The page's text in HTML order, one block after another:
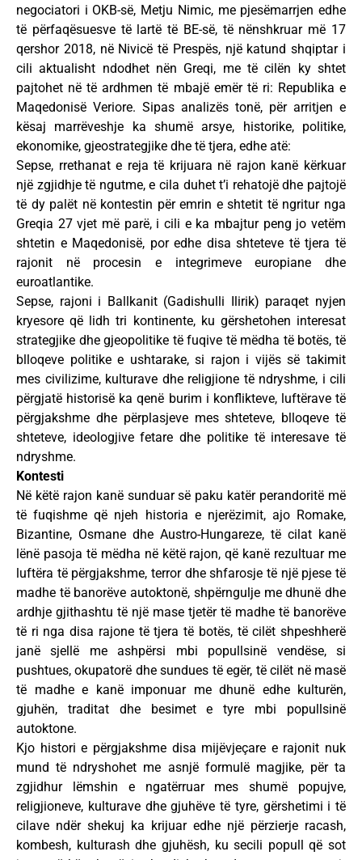
negociatori i OKB-së, Metju Nimic, me pjesëmarrjen edhe
të përfaqësuesve të lartë të BE-së, të nënshkruar më 17
qershor 2018, në Nivicë të Prespës, një katund shqiptar i
cili aktualisht ndodhet nën Greqi, me të cilën ky shtet
pajtohet në të ardhmen të mbajë emër të ri: Republika e
Maqedonisë Veriore. Sipas analizës tonë, për arritjen e
kësaj marrëveshje ka shumë arsye, historike, politike,
ekonomike, gjeostrategjike dhe të tjera, edhe atë:
Sepse, rrethanat e reja të krijuara në rajon kanë kërkuar
një zgjidhje të ngutme, e cila duhet t’i rehatojë dhe pajtojë
të dy palët në kontestin për emrin e shtetit të ngritur nga
Greqia 27 vjet më parë, i cili e ka mbajtur peng jo vetëm
shtetin e Maqedonisë, por edhe disa shteteve të tjera të
rajonit në procesin e integrimeve europiane dhe
euroatlantike.
Sepse, rajoni i Ballkanit (Gadishulli Ilirik) paraqet nyjen
kryesore që lidh tri kontinente, ku gërshetohen interesat
strategjike dhe gjeopolitike të fuqive të mëdha të botës, të
blloqeve politike e ushtarake, si rajon i vijës së takimit
mes civilizime, kulturave dhe religjione të ndryshme, i cili
përgjatë historisë ka qenë burim i konflikteve, luftërave të
përgjakshme dhe përplasjeve mes shteteve, blloqeve të
shteteve, ideologjive fetare dhe politike të interesave të
ndryshme.
Kontesti
Në këtë rajon kanë sunduar së paku katër perandoritë më
të fuqishme që njeh historia e njerëzimit, ajo Romake,
Bizantine, Osmane dhe Austro-Hungareze, të cilat kanë
lënë pasoja të mëdha në këtë rajon, që kanë rezultuar me
luftëra të përgjakshme, terror dhe shfarosje të një pjese të
madhe të banorëve autoktonë, shpërngulje me dhunë dhe
ardhje gjithashtu të një mase tjetër të madhe të banorëve
të ri nga disa rajone të tjera të botës, të cilët shpeshherë
janë sjellë me ashpërsi mbi popullsinë vendëse, si
pushtues, okupatorë dhe sundues të egër, të cilët në masë
të madhe e kanë imponuar me dhunë edhe kulturën,
gjuhën, traditat dhe besimet e tyre mbi popullsinë
autoktone.
Kjo histori e përgjakshme disa mijëvjeçare e rajonit nuk
mund të ndryshohet me asnjë formulë magjike, për ta
zgjidhur lëmshin e ngatërruar mes shumë popujve,
religjioneve, kulturave dhe gjuhëve të tyre, gërshetimi i të
cilave ndër shekuj ka krijuar edhe një përzierje racash,
kombesh, kulturash dhe gjuhësh, ku secili popull që sot